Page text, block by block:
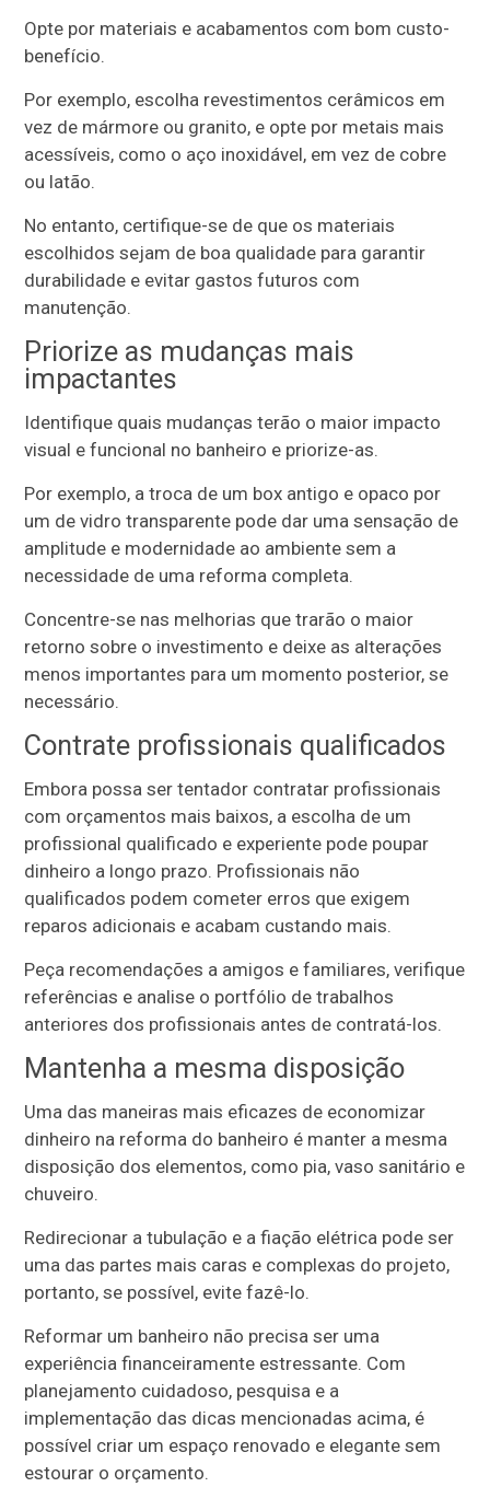
Opte por materiais e acabamentos com bom custo-
benefício.
Por exemplo, escolha revestimentos cerâmicos em
vez de mármore ou granito, e opte por metais mais
acessíveis, como o aço inoxidável, em vez de cobre
ou latão.
No entanto, certifique-se de que os materiais
escolhidos sejam de boa qualidade para garantir
durabilidade e evitar gastos futuros com
manutenção.
Priorize as mudanças mais
impactantes
Identifique quais mudanças terão o maior impacto
visual e funcional no banheiro e priorize-as.
Por exemplo, a troca de um box antigo e opaco por
um de vidro transparente pode dar uma sensação de
amplitude e modernidade ao ambiente sem a
necessidade de uma reforma completa.
Concentre-se nas melhorias que trarão o maior
retorno sobre o investimento e deixe as alterações
menos importantes para um momento posterior, se
necessário.
Contrate profissionais qualificados
Embora possa ser tentador contratar profissionais
com orçamentos mais baixos, a escolha de um
profissional qualificado e experiente pode poupar
dinheiro a longo prazo. Profissionais não
qualificados podem cometer erros que exigem
reparos adicionais e acabam custando mais.
Peça recomendações a amigos e familiares, verifique
referências e analise o portfólio de trabalhos
anteriores dos profissionais antes de contratá-los.
Mantenha a mesma disposição
Uma das maneiras mais eficazes de economizar
dinheiro na reforma do banheiro é manter a mesma
disposição dos elementos, como pia, vaso sanitário e
chuveiro.
Redirecionar a tubulação e a fiação elétrica pode ser
uma das partes mais caras e complexas do projeto,
portanto, se possível, evite fazê-lo.
Reformar um banheiro não precisa ser uma
experiência financeiramente estressante. Com
planejamento cuidadoso, pesquisa e a
implementação das dicas mencionadas acima, é
possível criar um espaço renovado e elegante sem
estourar o orçamento.